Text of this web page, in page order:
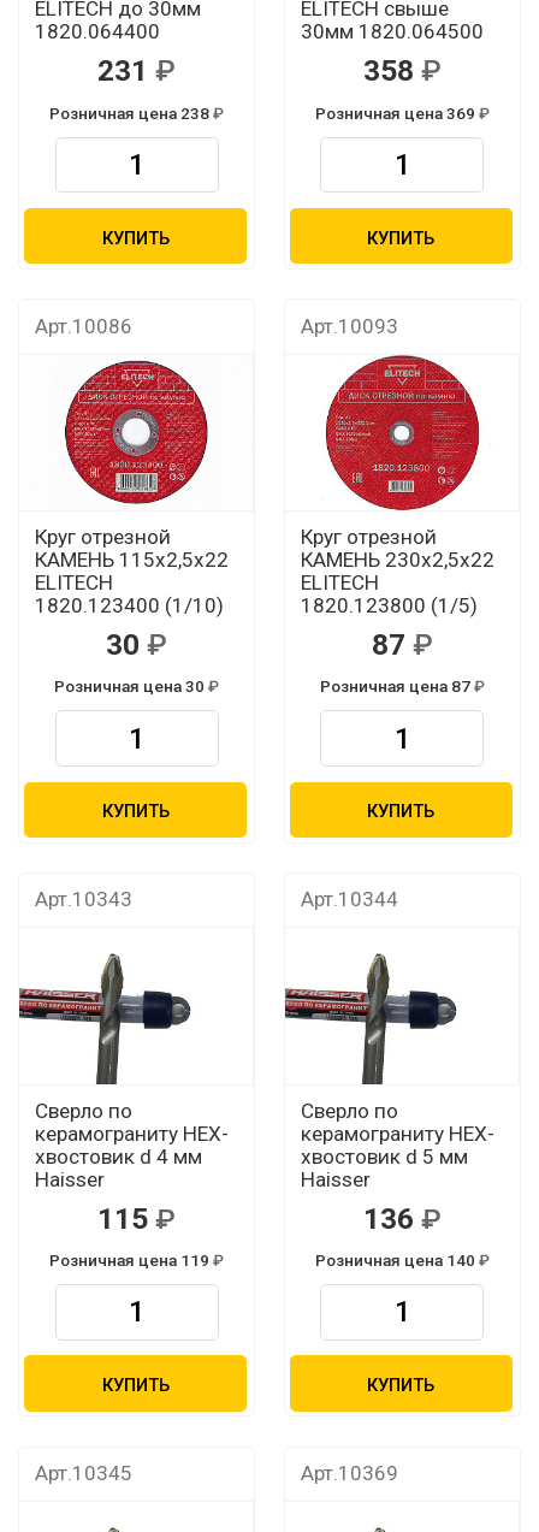
ELITECH до 30мм
1820.064400
231
Розничная цена 238
КУПИТЬ
ELITECH свыше
30мм 1820.064500
358
Розничная цена 369
КУПИТЬ
Арт.10086
Круг отрезной
КАМЕНЬ 115х2,5х22
ELITECH
1820.123400 (1/10)
30
Розничная цена 30
КУПИТЬ
Арт.10093
Круг отрезной
КАМЕНЬ 230х2,5х22
ELITECH
1820.123800 (1/5)
87
Розничная цена 87
КУПИТЬ
Арт.10343
Сверло по
керамограниту HEX-
хвостовик d 4 мм
Haisser
115
Розничная цена 119
КУПИТЬ
Арт.10344
Сверло по
керамограниту HEX-
хвостовик d 5 мм
Haisser
136
Розничная цена 140
КУПИТЬ
Арт.10345 Арт.10369